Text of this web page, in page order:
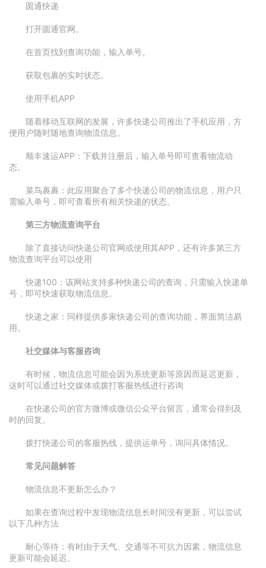
圆通快递
打开圆通官网。
在首页找到查询功能，输入单号。
获取包裹的实时状态。
使用手机APP
随着移动互联网的发展，许多快递公司推出了手机应用，方
便用户随时随地查询物流信息。
顺丰速运APP：下载并注册后，输入单号即可查看物流动
态。
菜鸟裹裹：此应用聚合了多个快递公司的物流信息，用户只
需输入单号，即可查看所有相关快递的状态。
第三方物流查询平台
除了直接访问快递公司官网或使用其APP，还有许多第三方
物流查询平台可以使用
快递100：该网站支持多种快递公司的查询，只需输入快递单
号，即可快速获取物流信息。
快递之家：同样提供多家快递公司的查询功能，界面简洁易
用。
社交媒体与客服咨询
有时候，物流信息可能会因为系统更新等原因而延迟更新，
这时可以通过社交媒体或拨打客服热线进行咨询
在快递公司的官方微博或微信公众平台留言，通常会得到及
时的回复。
拨打快递公司的客服热线，提供运单号，询问具体情况。
常见问题解答
物流信息不更新怎么办？
如果在查询过程中发现物流信息长时间没有更新，可以尝试
以下几种方法
耐心等待：有时由于天气、交通等不可抗力因素，物流信息
更新可能会延迟。